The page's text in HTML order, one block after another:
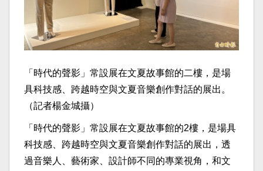
「時代的聲影」常設展在文夏故事館的二樓，是場
具科技感、跨越時空與文夏音樂創作對話的展出。
（記者楊金城攝）
「時代的聲影」常設展在文夏故事館的2樓，是場具
科技感、跨越時空與文夏音樂創作對話的展出，透
過音樂人、藝術家、設計師不同的專業視角，和文